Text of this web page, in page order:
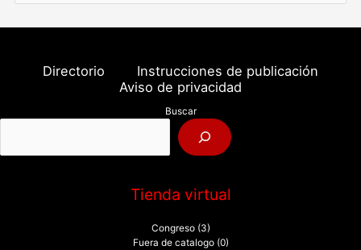
u
s
o
:
Directorio
Instrucciones de publicación
Aviso de privacidad
Buscar
Tienda virtual
Congreso (3)
Fuera de catalogo (0)